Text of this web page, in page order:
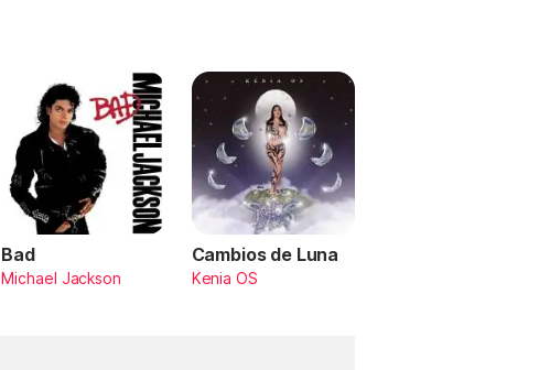
Bad
Michael Jackson
Cambios de Luna
Kenia OS